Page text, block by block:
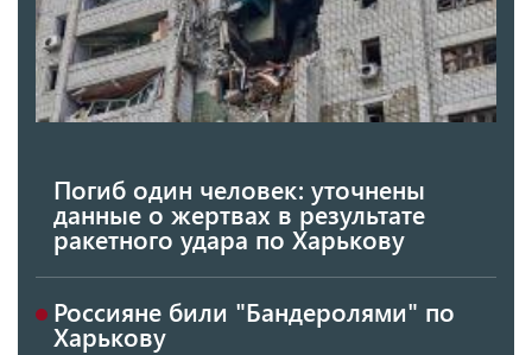
Погиб один человек: уточнены
данные о жертвах в результате
ракетного удара по Харькову
Россияне били "Бандеролями" по
Харькову